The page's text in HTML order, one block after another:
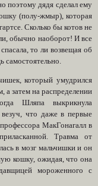
поэтому дядя сделал ему
(полу-жмыр), которая
Сколько бы котов не
обычно наоборот! И все
то ли возвещая об
самостоятельно.
который умудрился
а затем на распределении
Шляпа выкрикнула
что даже в первые
МакГонагалл в
Травма от
в мозг мальчишки и он
кошку, ожидая, что она
мороженного с